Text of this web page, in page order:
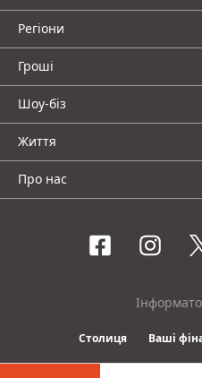
Регіони
Гроші
Шоу-біз
Життя
Про нас
Столиця Ваші